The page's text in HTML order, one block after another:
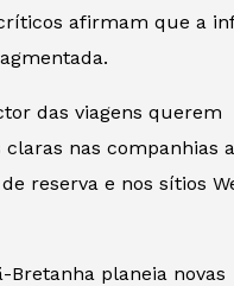
afirmam que a
das viagens querem
nas companhias
reserva e nos sítios
Bretanha planeia novas